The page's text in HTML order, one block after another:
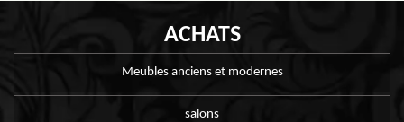
ACHATS
Meubles anciens et modernes
salons